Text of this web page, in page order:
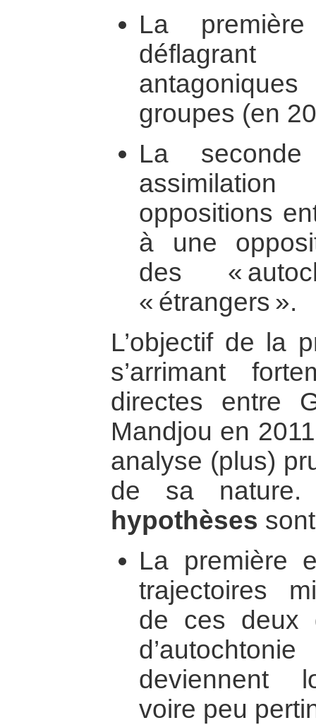
La
déflagrant
groupes (en
La
oppositions
à une
des «
« étrangers ».
L’objectif de la
s’arrimant
directes entre
Mandjou en
analyse (plus)
de sa
hypothèses
La première
trajectoires
de ces deux
deviennent
voire peu